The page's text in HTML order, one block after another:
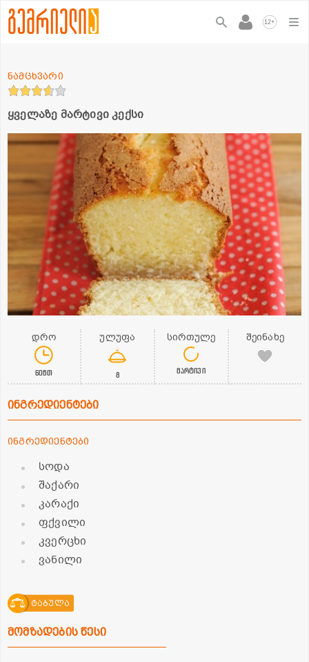
12+
ყველაზე მარტივი კექსი
ნამცხვარი
დრო
60წთ
ულუფა
8
სირთულე
მარტივი
შეინახე
ინგრედიენტები
ინგრედიენტები
სოდა
შაქარი
კარაქი
ფქვილი
კვერცხი
ვანილი
ტაბულა
მომზადების წესი